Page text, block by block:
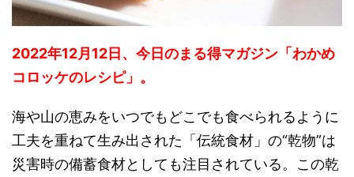
2022年12月12日、今日のまる得マガジン「わかめ
コロッケのレシピ」。
海や山の恵みをいつでもどこでも食べられるように
工夫を重ねて生み出された「伝統食材」の“乾物”は
災害時の備蓄食材としても注目されている。この乾